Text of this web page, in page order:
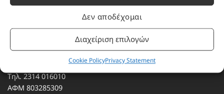
Δεν αποδέχομαι
Διαχείριση επιλογών
Cookie PolicyPrivacy Statement
Eau de parfum
Αγίου Κωνσταντίνου 76
Τ.Κ. 56224, Εύοσμος, Θεσσαλονίκη
Τηλ. 2314 016010
ΑΦΜ 803285309